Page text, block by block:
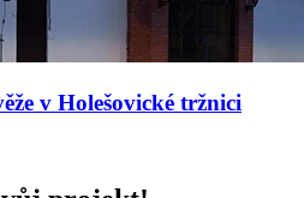
v Holešovické tržnici